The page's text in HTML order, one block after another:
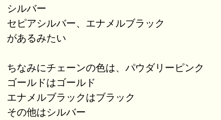
シルバー
セピアシルバー、エナメルブラック
があるみたい
ちなみにチェーンの色は、パウダリーピンク
ゴールドはゴールド
エナメルブラックはブラック
その他はシルバー